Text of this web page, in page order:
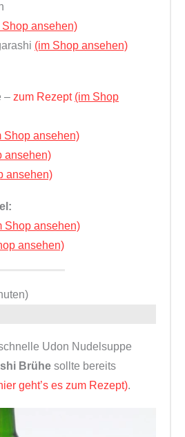
Shop ansehen)
(im Shop ansehen)
– zum Rezept (im Shop
Shop ansehen)
ansehen)
ansehen)
Shop ansehen)
ansehen)
Udon Nudelsuppe
Brühe sollte bereits
geht’s es zum Rezept).